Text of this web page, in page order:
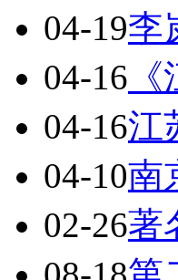
04-19李
04-16
04-16江
04-10南
02-26著